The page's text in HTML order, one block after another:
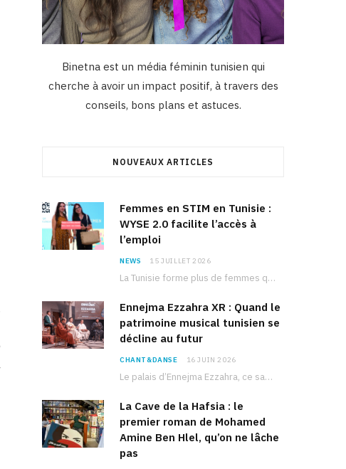
Binetna est un média féminin tunisien qui
cherche à avoir un impact positif, à travers des
conseils, bons plans et astuces.
NOUVEAUX ARTICLES
Femmes en STIM en Tunisie :
WYSE 2.0 facilite l’accès à
l’emploi
NEWS 15 JUILLET 2026
La Tunisie forme plus de femmes que d’hommes dans les filières scientifiques. Pourtant, pour beaucoup…
Ennejma Ezzahra XR : Quand le
patrimoine musical tunisien se
décline au futur
CHANT&DANSE 16 JUIN 2026
Le palais d’Ennejma Ezzahra, ce sanctuaire de la musique tunisienne et méditerranéenne construit par le…
La Cave de la Hafsia : le
premier roman de Mohamed
Amine Ben Hlel, qu’on ne lâche
pas